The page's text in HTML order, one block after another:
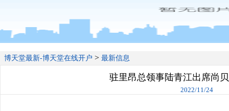
博天堂最新-博天堂在线开户 > 最新信息
驻里昂总领事陆青江出席尚
2022/11/24